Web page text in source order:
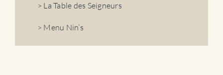
> La Table des Seigneurs
> Menu Nin’s